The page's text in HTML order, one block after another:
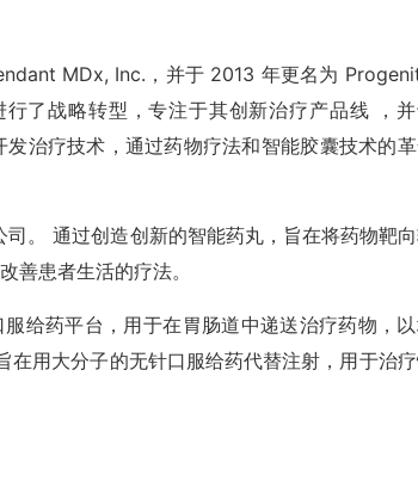
MDx, Inc.，并于 2013 年更名为
行了战略转型，专注于其创新治疗产品线 ，
治疗技术，通过药物疗法和智能胶囊技术的
。 通过创造创新的智能药丸，旨在将药物靶
善患者生活的疗法。
给药平台，用于在胃肠道中递送治疗药物，
用大分子的无针口服给药代替注射，用于治